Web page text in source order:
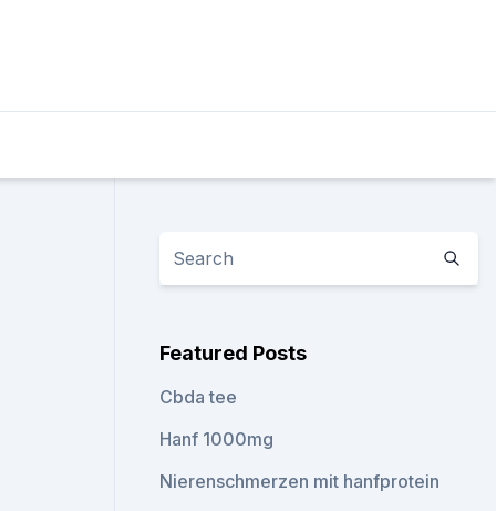
Featured Posts
Cbda tee
Hanf 1000mg
Nierenschmerzen mit hanfprotein